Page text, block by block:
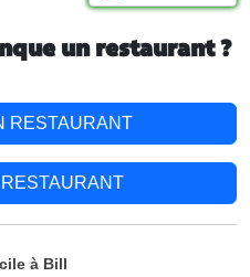
un restaurant ?
RESTAURANT
à Bill